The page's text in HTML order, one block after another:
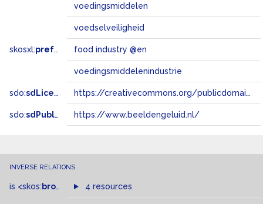
voedingsmiddelen
voedselveiligheid
skosxl:prefLabel food industry @en
voedingsmiddelenindustrie
sdo:sdLicense https://creativecommons.org/publicdomain/zero/1.0/
sdo:sdPublisher https://www.beeldengeluid.nl/
INVERSE RELATIONS
is <skos: broader > of
4 resources